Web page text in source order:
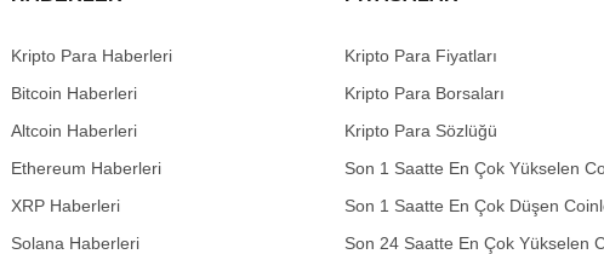
Kripto Para Haberleri
Bitcoin Haberleri
Altcoin Haberleri
Ethereum Haberleri
XRP Haberleri
Solana Haberleri
Kripto Para Fiyatları
Kripto Para Borsaları
Kripto Para Sözlüğü
Son 1 Saatte En Çok Yükselen
Son 1 Saatte En Çok Düşen
Son 24 Saatte En Çok Yükselen